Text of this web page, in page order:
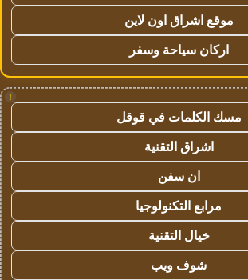
موقع اشراق اون لاين
اركان سياحة وسفر
!
مسك الكلمات في قوقل
اشراق التقنية
ان سفن
مرابع التكنولوجيا
خيال التقنية
شوف ويب